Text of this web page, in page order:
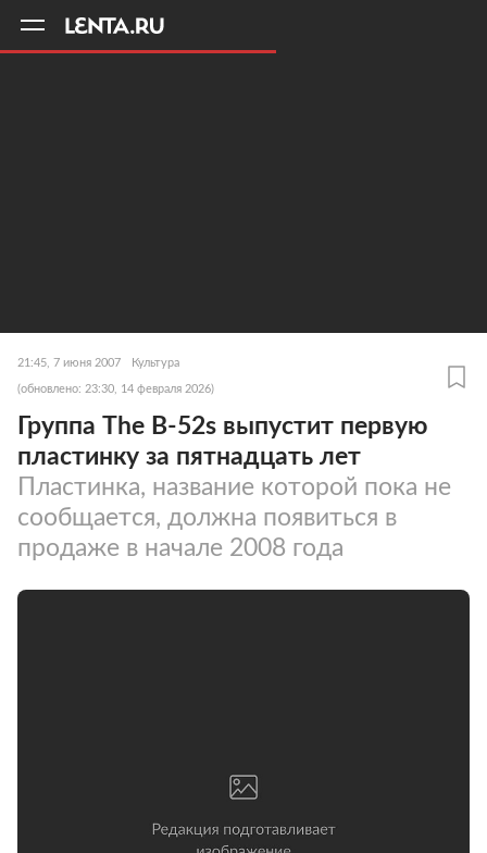
21:45, 7 июня 2007 Культура
(обновлено: 23:30, 14 февраля 2026)
Группа The B-52s выпустит первую
пластинку за пятнадцать лет
Пластинка, название которой пока не
сообщается, должна появиться в
продаже в начале 2008 года